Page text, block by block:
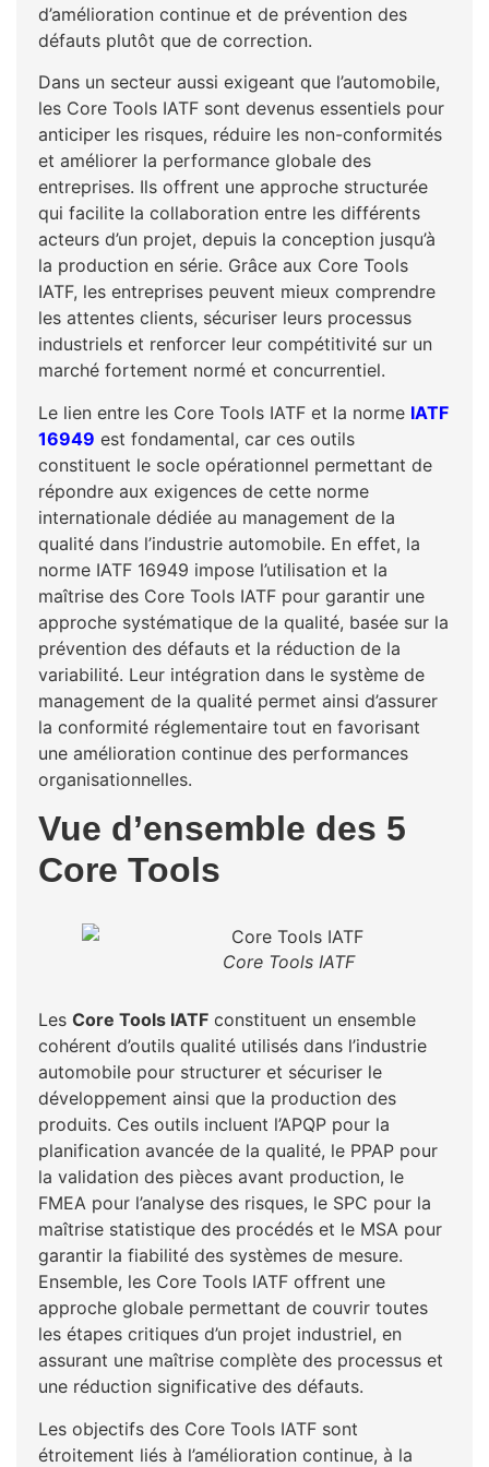
d’amélioration continue et de prévention des
défauts plutôt que de correction.
Dans un secteur aussi exigeant que l’automobile,
les Core Tools IATF sont devenus essentiels pour
anticiper les risques, réduire les non-conformités
et améliorer la performance globale des
entreprises. Ils offrent une approche structurée
qui facilite la collaboration entre les différents
acteurs d’un projet, depuis la conception jusqu’à
la production en série. Grâce aux Core Tools
IATF, les entreprises peuvent mieux comprendre
les attentes clients, sécuriser leurs processus
industriels et renforcer leur compétitivité sur un
marché fortement normé et concurrentiel.
Le lien entre les Core Tools IATF et la norme IATF
16949 est fondamental, car ces outils
constituent le socle opérationnel permettant de
répondre aux exigences de cette norme
internationale dédiée au management de la
qualité dans l’industrie automobile. En effet, la
norme IATF 16949 impose l’utilisation et la
maîtrise des Core Tools IATF pour garantir une
approche systématique de la qualité, basée sur la
prévention des défauts et la réduction de la
variabilité. Leur intégration dans le système de
management de la qualité permet ainsi d’assurer
la conformité réglementaire tout en favorisant
une amélioration continue des performances
organisationnelles.
Vue d’ensemble des 5
Core Tools
Core Tools IATF
Les Core Tools IATF constituent un ensemble
cohérent d’outils qualité utilisés dans l’industrie
automobile pour structurer et sécuriser le
développement ainsi que la production des
produits. Ces outils incluent l’APQP pour la
planification avancée de la qualité, le PPAP pour
la validation des pièces avant production, le
FMEA pour l’analyse des risques, le SPC pour la
maîtrise statistique des procédés et le MSA pour
garantir la fiabilité des systèmes de mesure.
Ensemble, les Core Tools IATF offrent une
approche globale permettant de couvrir toutes
les étapes critiques d’un projet industriel, en
assurant une maîtrise complète des processus et
une réduction significative des défauts.
Les objectifs des Core Tools IATF sont
étroitement liés à l’amélioration continue, à la